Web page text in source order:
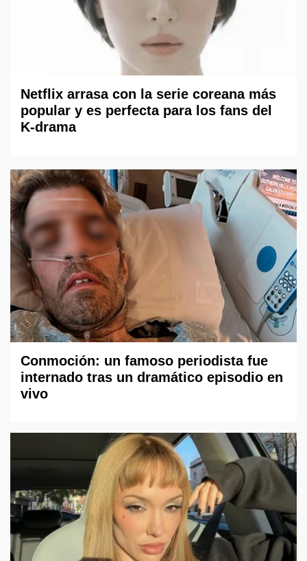
Netflix arrasa con la serie coreana más
popular y es perfecta para los fans del
K-drama
Conmoción: un famoso periodista fue
internado tras un dramático episodio en
vivo